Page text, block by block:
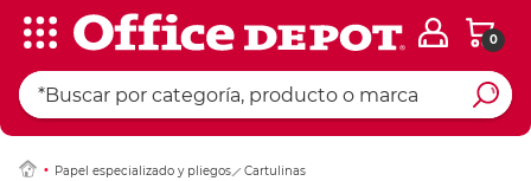
0
Papel especializado y pliegos
Cartulinas
Ingresar Codigo